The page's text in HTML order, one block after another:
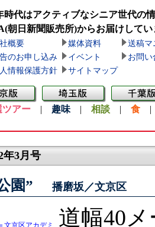
時代はアクティブなシニア世代の
朝日新聞販売所)からお届けしてい
概要 媒体資料
送稿マ
のお申し込み
イベント
お問い
情報保護方針
サイトマップ
ツアー | 趣味 | 相談 | 食
3月号
園” 播磨坂／文京区
文京区アカデミ
道幅40